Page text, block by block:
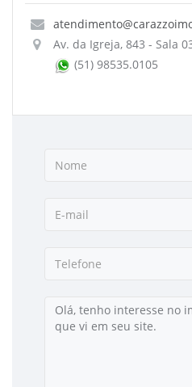
Av. da Igreja, 843 - Sala
(51) 98535.0105